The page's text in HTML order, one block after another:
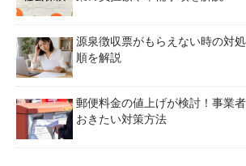
源泉徴収票がもらえない時の対
順を解説
郵便料金の値上げが検討！事業
おきたい対策方法